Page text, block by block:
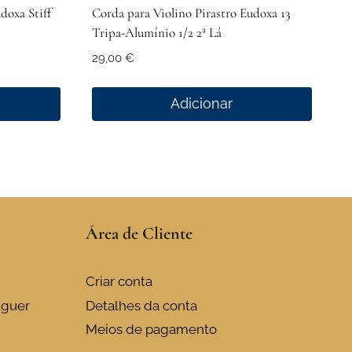
Stiff
Corda para Violino Pirastro Eudoxa 13
Tripa-Alumínio 1/2 2ª Lá
29,00 €
Adicionar
Área de Cliente
Criar conta
Detalhes da conta
Meios de pagamento